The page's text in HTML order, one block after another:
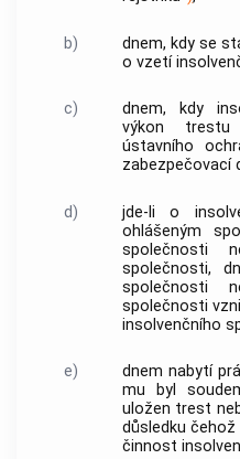
b)
dnem, kdy se
o vzetí
c) dnem, kdy
výkon
ústavního
zabezpečovací
d) jde-li o
ohlášeným
společnosti
společnosti,
společnosti
společnosti
insolvenčního
e)
dnem nabytí
mu byl
uložen trest
důsledku
činnost